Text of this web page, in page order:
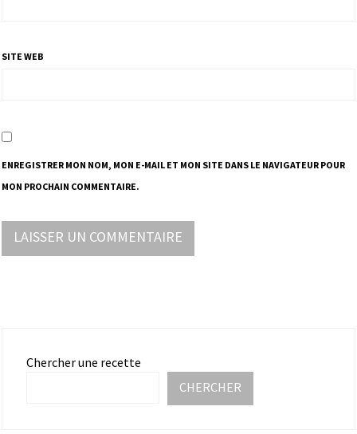
SITE WEB
ENREGISTRER MON NOM, MON E-MAIL ET MON SITE DANS LE NAVIGATEUR POUR
MON PROCHAIN COMMENTAIRE.
Chercher une recette
CHERCHER